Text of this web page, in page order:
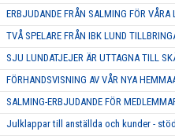
ERBJUDANDE FRÅN SALMING FÖR VÅRA
TVÅ SPELARE FRÅN IBK LUND
SJU LUNDATJEJER ÄR UTTAGNA TILL
FÖRHANDSVISNING AV VÅR NYA
SALMING-ERBJUDANDE FÖR
Julklappar till anställda och kunder -